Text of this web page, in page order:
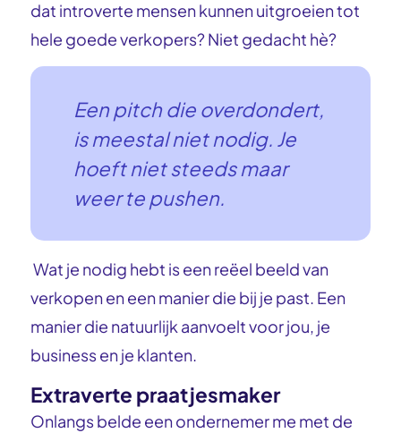
dat introverte mensen kunnen uitgroeien tot
hele goede verkopers? Niet gedacht hè?
Een pitch die overdondert,
is meestal niet nodig. Je
hoeft niet steeds maar
weer te pushen.
Wat je nodig hebt is een reëel beeld van
verkopen en een manier die bij je past. Een
manier die natuurlijk aanvoelt voor jou, je
business en je klanten.
Extraverte praatjesmaker
Onlangs belde een ondernemer me met de